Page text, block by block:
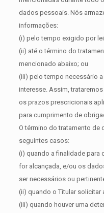
dados pessoais. Nós
informações:
(i) pelo tempo exigido por
(ii) até o término do
mencionado abaixo; ou
(iii) pelo tempo necessário
interesse. Assim,
os prazos prescricionais
para cumprimento de
O término do tratamento
seguintes casos:
(i) quando a finalidade
for alcançada, e/ou os
ser necessários ou
(ii) quando o Titular solicitar
(iii) quando houver uma